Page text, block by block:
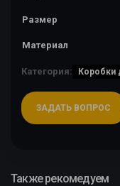
Размер
Материал
Категория: Коробки
ЗАДАТЬ ВОПРОС
Также рекомедуем